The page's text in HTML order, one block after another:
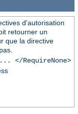
d'autorisation
retourner un
que la directive
</RequireNone>